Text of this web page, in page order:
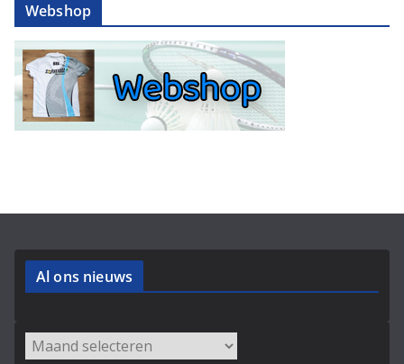
Webshop
Al ons nieuws
Archieven